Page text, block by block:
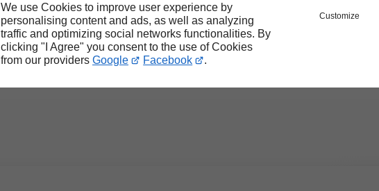
We use Cookies to improve user experience by
personalising content and ads, as well as analyzing
traffic and optimizing social networks functionalities. By
clicking "I Agree" you consent to the use of Cookies
from our providers Google Facebook .
Customize